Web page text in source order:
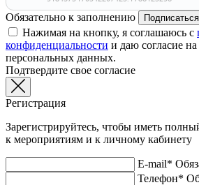
Обязательно к заполнению Подписаться
Нажимая на кнопку, я соглашаюсь с
конфиденциальности и даю согласие на
персональных данных.
Подтвердите свое согласие
Регистрация
Зарегистрируйтесь, чтобы иметь
к мероприятиям и к личному кабинету
E-mail*
Телефон*